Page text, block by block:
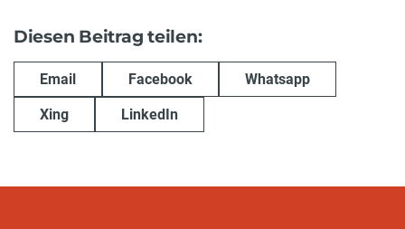
Diesen Beitrag teilen:
Email Facebook Whatsapp
Xing LinkedIn